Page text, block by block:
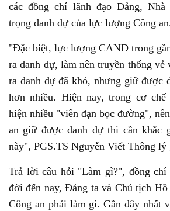
các đồng chí lãnh đạo Đảng,
trọng danh dự của lực lượng Công
"Đặc biệt, lực lượng CAND trong
ra danh dự, làm nên truyền thống vẻ
ra danh dự đã khó, nhưng giữ được
hơn nhiều. Hiện nay, trong cơ
hiện nhiều "viên đạn bọc đường",
an giữ được danh dự thì cần khắc
này", PGS.TS Nguyễn Viết Thông lý
Trả lời câu hỏi "Làm gì?", đồng
đời đến nay, Đảng ta và Chủ tịch
Công an phải làm gì. Gần đây nhất